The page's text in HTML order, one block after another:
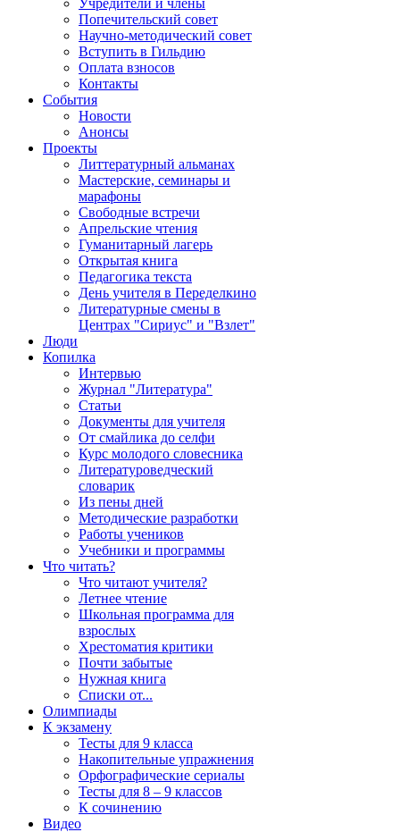
Учредители и члены
Попечительский совет
Научно-методический совет
Вступить в Гильдию
Оплата взносов
Контакты
События
Новости
Анонсы
Проекты
Литтературный альманах
Мастерские, семинары и
марафоны
Свободные встречи
Апрельские чтения
Гуманитарный лагерь
Открытая книга
Педагогика текста
День учителя в Переделкино
Литературные смены в
Центрах "Сириус" и "Взлет"
Люди
Копилка
Интервью
Журнал "Литература"
Статьи
Документы для учителя
От смайлика до селфи
Курс молодого словесника
Литературоведческий
словарик
Из пены дней
Методические разработки
Работы учеников
Учебники и программы
Что читать?
Что читают учителя?
Летнее чтение
Школьная программа для
взрослых
Хрестоматия критики
Почти забытые
Нужная книга
Списки от...
Олимпиады
К экзамену
Тесты для 9 класса
Накопительные упражнения
Орфографические сериалы
Тесты для 8 – 9 классов
К сочинению
Видео